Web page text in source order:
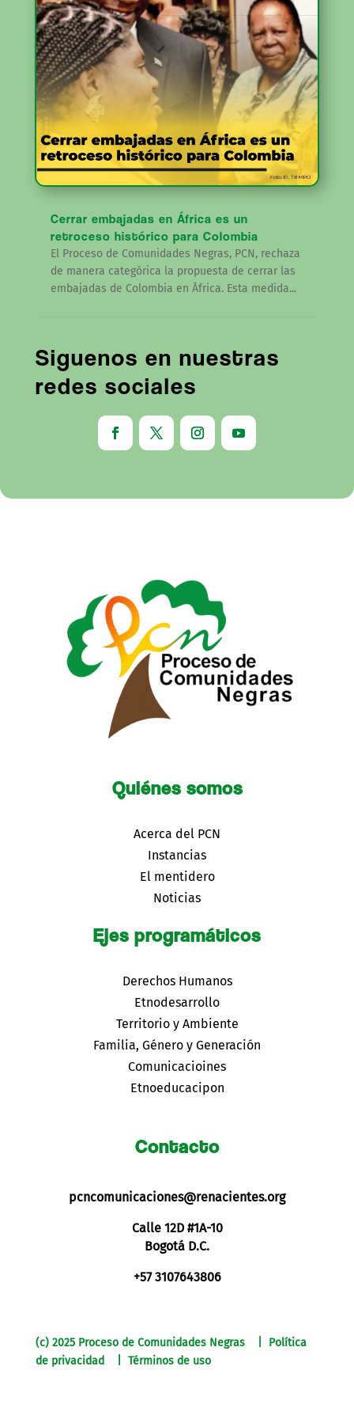
Cerrar embajadas en África es un
retroceso histórico para Colombia
El Proceso de Comunidades Negras, PCN, rechaza
de manera categórica la propuesta de cerrar las
embajadas de Colombia en África. Esta medida...
Siguenos en nuestras
redes sociales
Quiénes somos
Acerca del PCN
Instancias
El mentidero
Noticias
Ejes programáticos
Derechos Humanos
Etnodesarrollo
Territorio y Ambiente
Familia, Género y Generación
Comunicacioines
Etnoeducacipon
Contacto
pcncomunicaciones@renacientes.org
Calle 12D #1A-10
Bogotá D.C.
+57 3107643806
(c) 2025 Proceso de Comunidades Negras | Política
de privacidad | Términos de uso